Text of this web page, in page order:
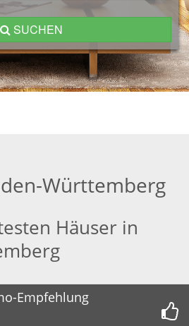
SUCHEN
Württemberg
Häuser in
Empfehlung